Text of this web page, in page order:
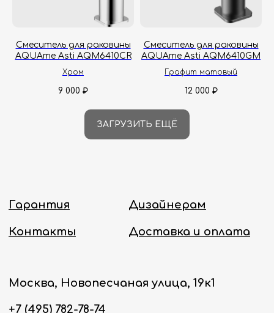
Смеситель для раковины
AQUAme Asti AQM6410CR
Хром
9 000 ₽
Смеситель для раковины
AQUAme Asti AQM6410GM
Графит матовый
12 000 ₽
ЗАГРУЗИТЬ ЕЩЁ